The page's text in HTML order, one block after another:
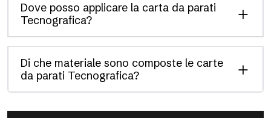
Dove posso applicare la carta da parati
Tecnografica?
Di che materiale sono composte le carte
da parati Tecnografica?